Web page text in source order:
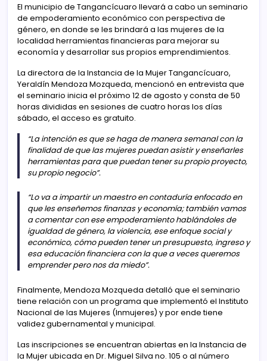
El municipio de Tangancícuaro llevará a cabo un seminario
de empoderamiento económico con perspectiva de
género, en donde se les brindará a las mujeres de la
localidad herramientas financieras para mejorar su
economía y desarrollar sus propios emprendimientos.
La directora de la Instancia de la Mujer Tangancícuaro,
Yeraldín Mendoza Mozqueda, mencionó en entrevista que
el seminario inicia el próximo 12 de agosto y consta de 50
horas divididas en sesiones de cuatro horas los días
sábado, el acceso es gratuito.
“La intención es que se haga de manera semanal con la
finalidad de que las mujeres puedan asistir y enseñarles
herramientas para que puedan tener su propio proyecto,
su propio negocio”.
“Lo va a impartir un maestro en contaduría enfocado en
que les enseñemos finanzas y economía; también vamos
a comentar con ese empoderamiento hablándoles de
igualdad de género, la violencia, ese enfoque social y
económico, cómo pueden tener un presupuesto, ingreso y
esa educación financiera con la que a veces queremos
emprender pero nos da miedo”.
Finalmente, Mendoza Mozqueda detalló que el seminario
tiene relación con un programa que implementó el Instituto
Nacional de las Mujeres (Inmujeres) y por ende tiene
validez gubernamental y municipal.
Las inscripciones se encuentran abiertas en la Instancia de
la Mujer ubicada en Dr. Miguel Silva no. 105 o al número